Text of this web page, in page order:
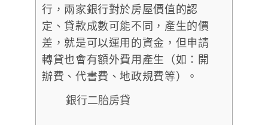
行，兩家銀行對於房屋價值的認
定、貸款成數可能不同，產生的價
差，就是可以運用的資金，但申請
轉貸也會有額外費用產生（如：開
辦費、代書費、地政規費等）。
銀行二胎房貸